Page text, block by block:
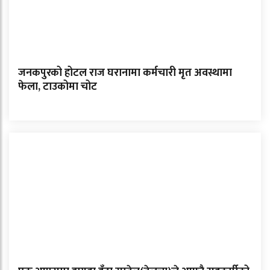
जनकपुरको होटल राज घरानामा कर्मचारी मृत अवस्थामा
फेला, टाउकोमा चोट